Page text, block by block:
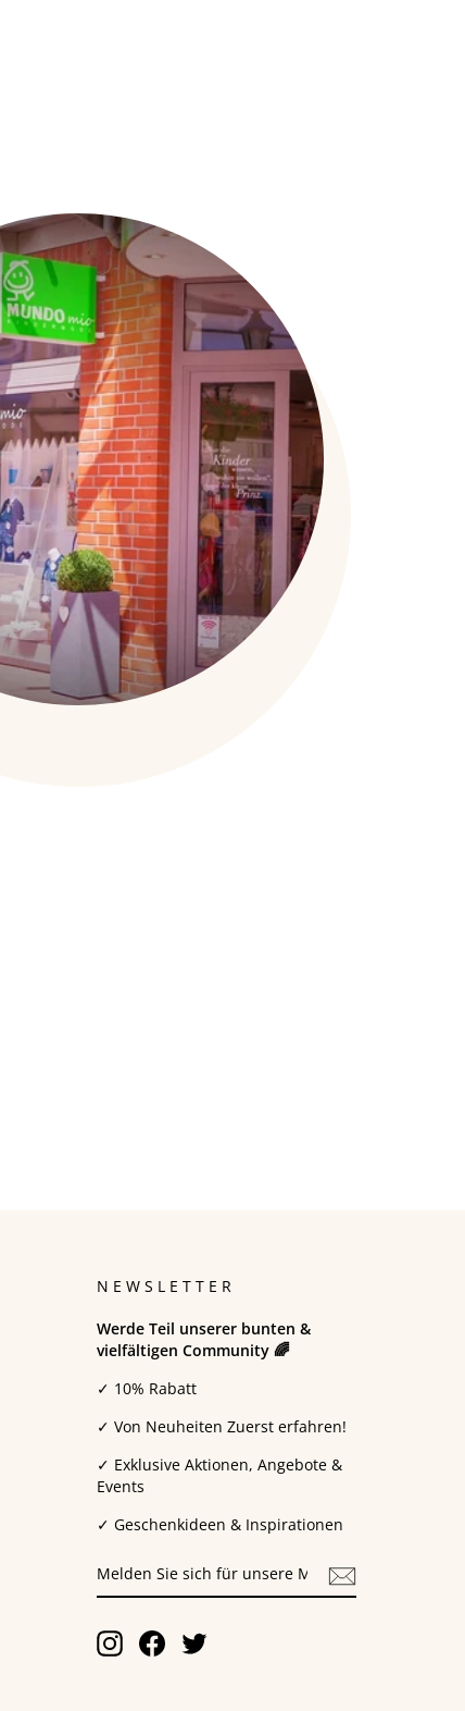
NEWSLETTER
Werde Teil unserer bunten &
vielfältigen Community 🌈
✓ 10% Rabatt
✓ Von Neuheiten Zuerst erfahren!
✓ Exklusive Aktionen, Angebote &
Events
✓ Geschenkideen & Inspirationen
SIE
SICH
UNSERE
MAILINGLISTE
Instagram
FacebookTwitter